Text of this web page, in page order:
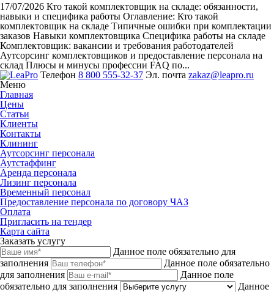
17/07/2026 Кто такой комплектовщик на складе: обязанности,
навыки и специфика работы Оглавление: Кто такой
комплектовщик на складе Типичные ошибки при комплектации
заказов Навыки комплектовщика Специфика работы на складе
Комплектовщик: вакансии и требования работодателей
Аутсорсинг комплектовщиков и предоставление персонала на
склад Плюсы и минусы профессии FAQ по...
Телефон 8 800 555-32-37 Эл. почта zakaz@leapro.ru
Меню
Главная
Цены
Статьи
Клиенты
Контакты
Клининг
Аутсорсинг персонала
Аутстаффинг
Аренда персонала
Лизинг персонала
Временный персонал
Предоставление персонала по договору ЧАЗ
Оплата
Пригласить на тендер
Карта сайта
Заказать услугу
Данное поле обязательно для
заполнения
Данное поле обязательно
для заполнения
Данное поле
обязательно для заполнения
Данное